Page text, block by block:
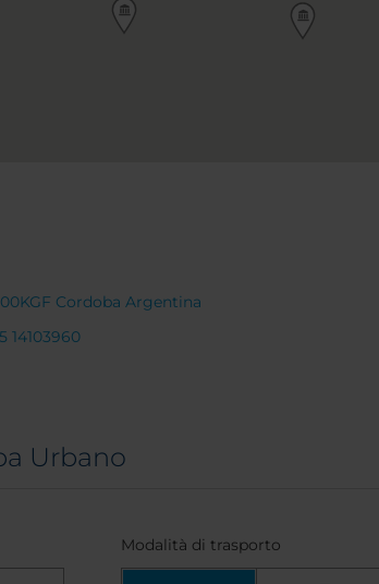
Cordoba Argentina
14103960
Urbano
Modalità di trasporto